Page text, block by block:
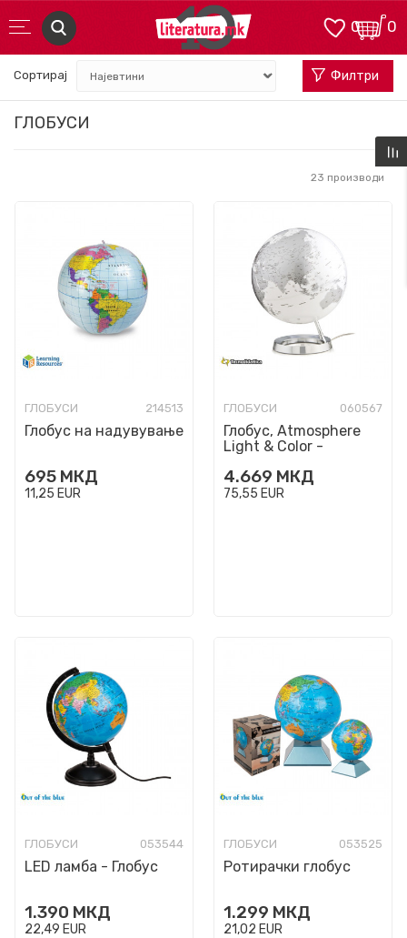
0
0
ГЛОБУСИ
Сортирај Филтри
23 производи
ГЛОБУСИ 214513
Глобус на надувување
695 МКД
11,25 EUR
ГЛОБУСИ 060567
Глобус, Atmosphere
Light & Color -
4.669 МКД
75,55 EUR
ГЛОБУСИ 053544
LED ламба - Глобус
1.390 МКД
22,49 EUR
ГЛОБУСИ 053525
Ротирачки глобус
1.299 МКД
21,02 EUR